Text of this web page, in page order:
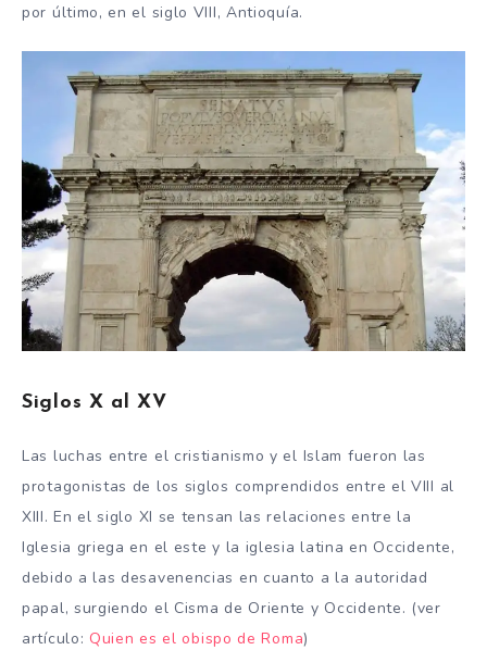
por último, en el siglo VIII, Antioquía.
Siglos X al XV
Las luchas entre el cristianismo y el Islam fueron las
protagonistas de los siglos comprendidos entre el VIII al
XIII. En el siglo XI se tensan las relaciones entre la
Iglesia griega en el este y la iglesia latina en Occidente,
debido a las desavenencias en cuanto a la autoridad
papal, surgiendo el Cisma de Oriente y Occidente. (ver
artículo: Quien es el obispo de Roma)